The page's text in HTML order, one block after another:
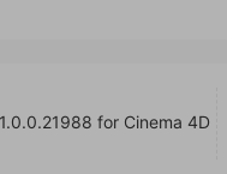
for Cinema 4D